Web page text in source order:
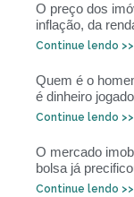
O preço dos
inflação, da
Continue lendo
Quem é o
é dinheiro
Continue lendo
O mercado
bolsa já
Continue lendo